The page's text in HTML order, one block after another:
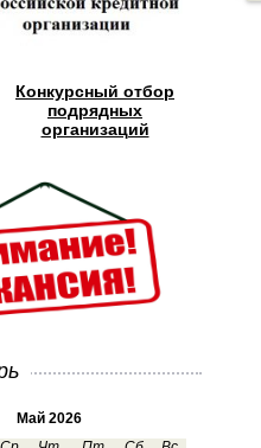
Конкурсный отбор
подрядных
организаций
Май 2026